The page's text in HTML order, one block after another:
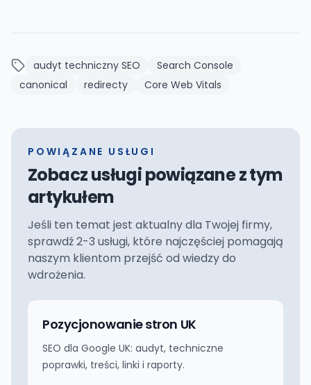
audyt techniczny SEO
Search Console
canonical
redirecty Core Web Vitals
POWIĄZANE USŁUGI
Zobacz usługi powiązane z tym
artykułem
Jeśli ten temat jest aktualny dla Twojej firmy,
sprawdź 2-3 usługi, które najczęściej pomagają
naszym klientom przejść od wiedzy do
wdrożenia.
Pozycjonowanie stron UK
SEO dla Google UK: audyt, techniczne
poprawki, treści, linki i raporty.